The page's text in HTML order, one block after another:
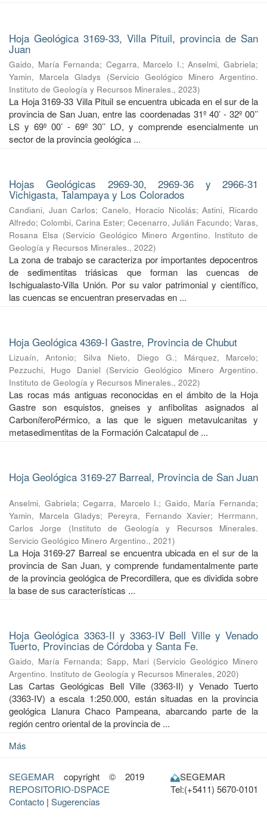
Hoja Geológica 3169-33, Villa Pituil, provincia de San
Juan
Gaido, María Fernanda; Cegarra, Marcelo I.;Anselmi, Gabriela;
Yamin, Marcela Gladys
(Servicio Geológico Minero Argentino.
Instituto de Geología y Recursos Minerales., 2023)
La Hoja 3169-33 Villa Pituil se encuentra ubicada en el sur de la
provincia de San Juan, entre las coordenadas 31º 40’ - 32º 00’’
LS y 69º 00’ - 69º 30’’ LO, y comprende esencialmente un
sector de la provincia geológica ...
Hojas Geológicas 2969-30, 2969-36 y 2966-31
Vichigasta, Talampaya y Los Colorados
Candiani, Juan Carlos;Canelo, Horacio Nicolás;Astini, Ricardo
Alfredo; Colombi, Carina Ester; Cecenarro, Julián Facundo; Varas,
Rosana Elsa (Servicio Geológico Minero Argentino. Instituto de
Geología y Recursos Minerales., 2022)
La zona de trabajo se caracteriza por importantes depocentros
de sedimentitas triásicas que forman las cuencas de
Ischigualasto-Villa Unión. Por su valor patrimonial y cientíﬁco,
las cuencas se encuentran preservadas en ...
Hoja Geológica 4369-I Gastre, Provincia de Chubut
Lizuaín, Antonio; Silva Nieto, Diego G.; Márquez, Marcelo;
Pezzuchi, Hugo Daniel (Servicio Geológico Minero Argentino.
Instituto de Geología y Recursos Minerales., 2022)
Las rocas más antiguas reconocidas en el ámbito de la Hoja
Gastre son esquistos, gneises y anfibolitas asignados al
CarboníferoPérmico, a las que le siguen metavulcanitas y
metasedimentitas de la Formación Calcatapul de ...
Hoja Geológica 3169-27 Barreal, Provincia de San Juan
Anselmi, Gabriela;Cegarra, Marcelo I.; Gaido, María Fernanda;
Yamin, Marcela Gladys; Pereyra, Fernando Xavier; Herrmann,
Carlos Jorge
(Instituto de Geología y Recursos Minerales.
Servicio Geológico Minero Argentino., 2021)
La Hoja 3169-27 Barreal se encuentra ubicada en el sur de la
provincia de San Juan, y comprende fundamentalmente parte
de la provincia geológica de Precordillera, que es dividida sobre
la base de sus características ...
Hoja Geológica 3363-II y 3363-IV Bell Ville y Venado
Tuerto, Provincias de Córdoba y Santa Fe.
Gaido, María Fernanda; Sapp, Mari (Servicio Geológico Minero
Argentino. Instituto de Geología y Recursos Minerales, 2020)
Las Cartas Geológicas Bell Ville (3363-II) y Venado Tuerto
(3363-IV) a escala 1:250.000, están situadas en la provincia
geológica Llanura Chaco Pampeana, abarcando parte de la
región centro oriental de la provincia de ...
Más
SEGEMAR copyright © 2019
REPOSITORIO-DSPACE
Contacto | Sugerencias
SEGEMAR
Tel:(+5411) 5670-0101